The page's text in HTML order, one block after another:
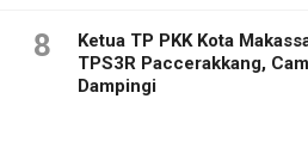
8
Ketua TP PKK Kota
TPS3R Paccerakkang,
Dampingi